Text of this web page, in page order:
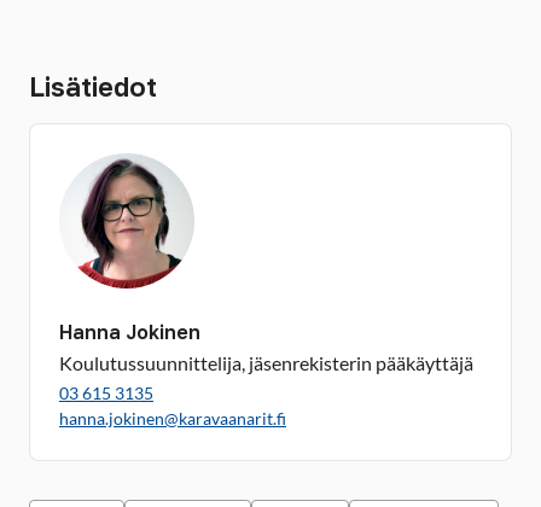
Lisätiedot
Hanna Jokinen
Koulutussuunnittelija, jäsenrekisterin pääkäyttäjä
03 615 3135
hanna.jokinen@karavaanarit.fi